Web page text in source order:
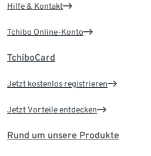
Hilfe & Kontakt
Tchibo Online-Konto
TchiboCard
Jetzt kostenlos registrieren
Jetzt Vorteile entdecken
Rund um unsere Produkte